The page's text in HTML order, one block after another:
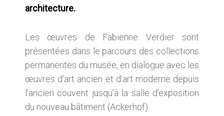
architecture.
Les œuvres de Fabienne Verdier sont
présentées dans le parcours des collections
permanentes du musée, en dialogue avec les
œuvres d’art ancien et d’art moderne depuis
l’ancien couvent jusqu’à la salle d’exposition
du nouveau bâtiment (Ackerhof).